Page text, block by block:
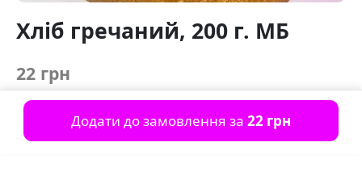
Хліб гречаний, 200 г. МБ
22 грн
Додати до замовлення за 22 грн